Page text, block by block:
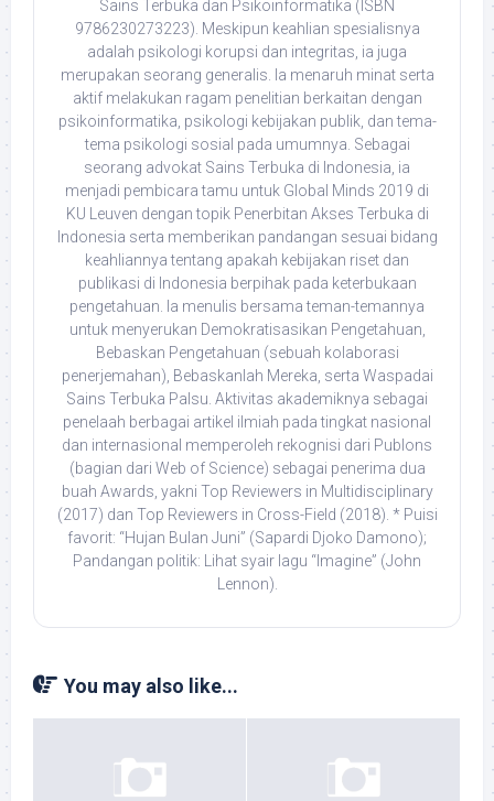
Sains Terbuka dan Psikoinformatika (ISBN
9786230273223). Meskipun keahlian spesialisnya
adalah psikologi korupsi dan integritas, ia juga
merupakan seorang generalis. Ia menaruh minat serta
aktif melakukan ragam penelitian berkaitan dengan
psikoinformatika, psikologi kebijakan publik, dan tema-
tema psikologi sosial pada umumnya. Sebagai
seorang advokat Sains Terbuka di Indonesia, ia
menjadi pembicara tamu untuk Global Minds 2019 di
KU Leuven dengan topik Penerbitan Akses Terbuka di
Indonesia serta memberikan pandangan sesuai bidang
keahliannya tentang apakah kebijakan riset dan
publikasi di Indonesia berpihak pada keterbukaan
pengetahuan. Ia menulis bersama teman-temannya
untuk menyerukan Demokratisasikan Pengetahuan,
Bebaskan Pengetahuan (sebuah kolaborasi
penerjemahan), Bebaskanlah Mereka, serta Waspadai
Sains Terbuka Palsu. Aktivitas akademiknya sebagai
penelaah berbagai artikel ilmiah pada tingkat nasional
dan internasional memperoleh rekognisi dari Publons
(bagian dari Web of Science) sebagai penerima dua
buah Awards, yakni Top Reviewers in Multidisciplinary
(2017) dan Top Reviewers in Cross-Field (2018). * Puisi
favorit: “Hujan Bulan Juni” (Sapardi Djoko Damono);
Pandangan politik: Lihat syair lagu “Imagine” (John
Lennon).
You may also like...